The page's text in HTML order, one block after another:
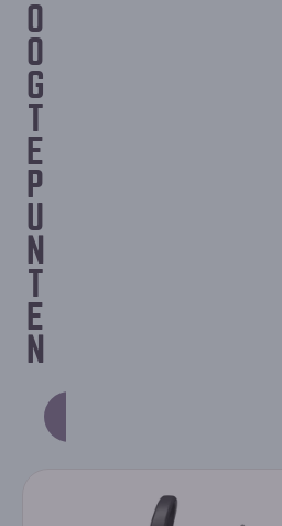
O
O
G
T
E
P
U
N
T
E
N